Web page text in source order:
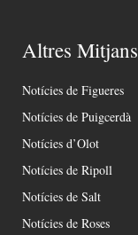
Altres Mitjans
Notícies de Figueres
Notícies de Puigcerdà
Notícies d’Olot
Notícies de Ripoll
Notícies de Salt
Notícies de Roses